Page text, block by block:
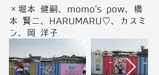
×堀本 健嗣、momo's pow、橋
本 賢二、HARUMARU♡​、カスミ
ン、岡 洋子